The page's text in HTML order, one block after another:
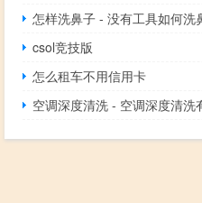
怎样洗鼻子 - 没有工具如何洗
csol竞技版
怎么租车不用信用卡
空调深度清洗 - 空调深度清洗